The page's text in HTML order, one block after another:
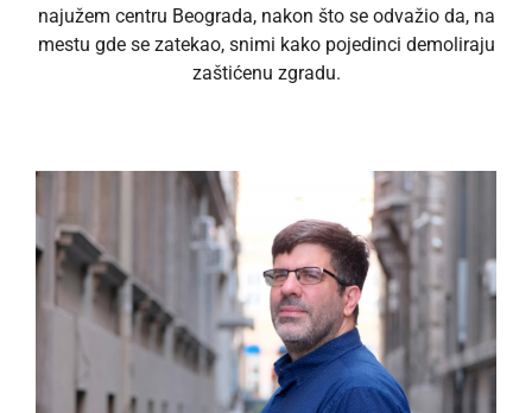
najužem centru Beograda, nakon što se odvažio da, na
mestu gde se zatekao, snimi kako pojedinci demoliraju
zaštićenu zgradu.